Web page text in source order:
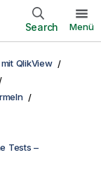
Search Menü
QlikView
Tests –